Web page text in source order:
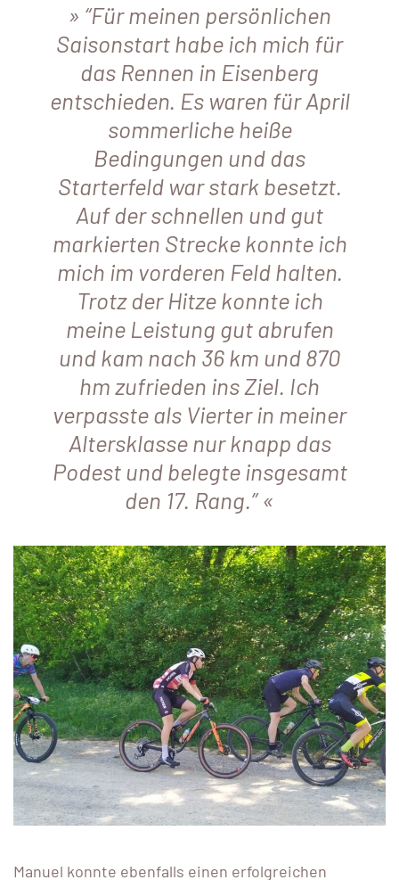
“Für meinen persönlichen
Saisonstart habe ich mich für
das Rennen in Eisenberg
entschieden. Es waren für April
sommerliche heiße
Bedingungen und das
Starterfeld war stark besetzt.
Auf der schnellen und gut
markierten Strecke konnte ich
mich im vorderen Feld halten.
Trotz der Hitze konnte ich
meine Leistung gut abrufen
und kam nach 36 km und 870
hm zufrieden ins Ziel. Ich
verpasste als Vierter in meiner
Altersklasse nur knapp das
Podest und belegte insgesamt
den 17. Rang.”
Manuel konnte ebenfalls einen erfolgreichen